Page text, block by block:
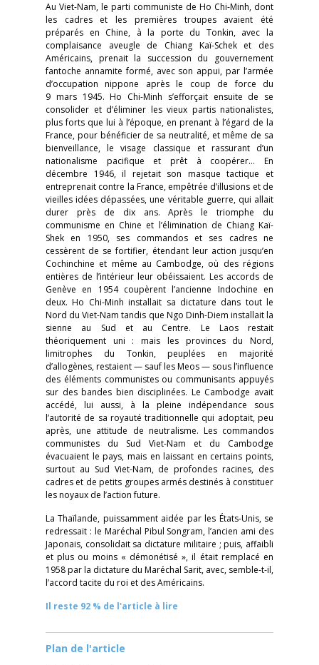
Au Viet-Nam, le parti communiste de Ho Chi-Minh, dont
les cadres et les premières troupes avaient été
préparés en Chine, à la porte du Tonkin, avec la
complaisance aveugle de Chiang Kaï-Schek et des
Américains, prenait la succession du gouvernement
fantoche annamite formé, avec son appui, par l’armée
d’occupation nippone après le coup de force du
9 mars 1945. Ho Chi-Minh s’efforçait ensuite de se
consolider et d’éliminer les vieux partis nationalistes,
plus forts que lui à l’époque, en prenant à l’égard de la
France, pour bénéficier de sa neutralité, et même de sa
bienveillance, le visage classique et rassurant d’un
nationalisme pacifique et prêt à coopérer… En
décembre 1946, il rejetait son masque tactique et
entreprenait contre la France, empêtrée d’illusions et de
vieilles idées dépassées, une véritable guerre, qui allait
durer près de dix ans. Après le triomphe du
communisme en Chine et l’élimination de Chiang Kaï-
Shek en 1950, ses commandos et ses cadres ne
cessèrent de se fortifier, étendant leur action jusqu’en
Cochinchine et même au Cambodge, où des régions
entières de l’intérieur leur obéissaient. Les accords de
Genève en 1954 coupèrent l’ancienne Indochine en
deux. Ho Chi-Minh installait sa dictature dans tout le
Nord du Viet-Nam tandis que Ngo Dinh-Diem installait la
sienne au Sud et au Centre. Le Laos restait
théoriquement uni : mais les provinces du Nord,
limitrophes du Tonkin, peuplées en majorité
d’allogènes, restaient — sauf les Meos — sous l’influence
des éléments communistes ou communisants appuyés
sur des bandes bien disciplinées. Le Cambodge avait
accédé, lui aussi, à la pleine indépendance sous
l’autorité de sa royauté traditionnelle qui adoptait, peu
après, une attitude de neutralisme. Les commandos
communistes du Sud Viet-Nam et du Cambodge
évacuaient le pays, mais en laissant en certains points,
surtout au Sud Viet-Nam, de profondes racines, des
cadres et de petits groupes armés destinés à constituer
les noyaux de l’action future.
La Thaïlande, puissamment aidée par les États-Unis, se
redressait : le Maréchal Pibul Songram, l’ancien ami des
Japonais, consolidait sa dictature militaire ; puis, affaibli
et plus ou moins « démonétisé », il était remplacé en
1958 par la dictature du Maréchal Sarit, avec, semble-t-il,
l’accord tacite du roi et des Américains.
Il reste 92 % de l'article à lire
Plan de l'article